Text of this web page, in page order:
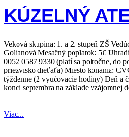
KÚZELNÝ
Veková skupina: 1. a 2. stupeň ZŠ
Golianová Mesačný poplatok: 5€
0052 0587 9330 (platí sa polročne, do
priezvisko dieťaťa) Miesto konania:
týždenne (2 vyučovacie hodiny) Deň a
konci septembra na základe vzájomnej
Viac...